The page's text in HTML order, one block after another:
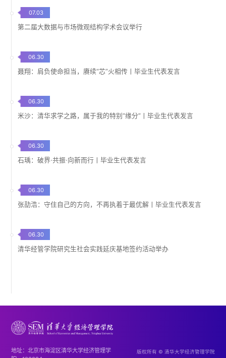
07.03
第二届大数据与市场微观结构学术会议举行
06.30
聂翔：肩负使命担当，赓续“芯”火相传丨毕业生代表发言
06.30
米沙：清华求学之路，属于我的特别“缘分”丨毕业生代表发言
06.30
石瑀：破界·共振·向新而行丨毕业生代表发言
06.30
张劼浩：守住自己的方向，不再执着于最优解丨毕业生代表发言
06.30
清华经管学院研究生社会实践延庆基地签约活动举办
地址：北京市海淀区清华大学经济管理学
版权所有 © 清华大学经济管理学院